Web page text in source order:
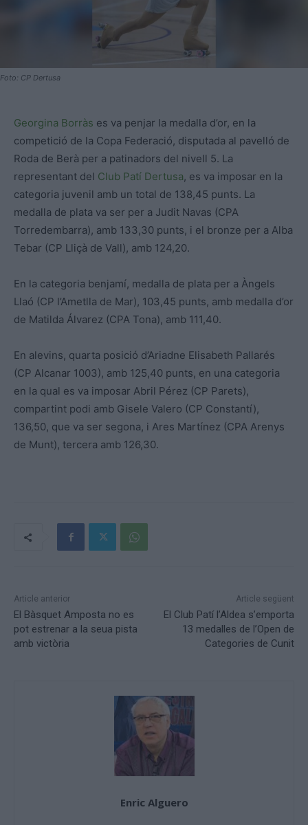
Foto: CP Dertusa
Georgina Borràs es va penjar la medalla d’or, en la
competició de la Copa Federació, disputada al pavelló de
Roda de Berà per a patinadors del nivell 5. La
representant del Club Patí Dertusa, es va imposar en la
categoria juvenil amb un total de 138,45 punts. La
medalla de plata va ser per a Judit Navas (CPA
Torredembarra), amb 133,30 punts, i el bronze per a Alba
Tebar (CP Lliçà de Vall), amb 124,20.
En la categoria benjamí, medalla de plata per a Àngels
Llaó (CP l’Ametlla de Mar), 103,45 punts, amb medalla d’or
de Matilda Álvarez (CPA Tona), amb 111,40.
En alevins, quarta posició d’Ariadne Elisabeth Pallarés
(CP Alcanar 1003), amb 125,40 punts, en una categoria
en la qual es va imposar Abril Pérez (CP Parets),
compartint podi amb Gisele Valero (CP Constantí),
136,50, que va ser segona, i Ares Martínez (CPA Arenys
de Munt), tercera amb 126,30.
Article anterior
El Bàsquet Amposta no es
pot estrenar a la seua pista
amb victòria
Article següent
El Club Patí l’Aldea s’emporta
13 medalles de l’Open de
Categories de Cunit
Enric Alguero